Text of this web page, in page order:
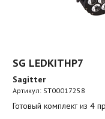
SG LEDKITHP7
Sagitter
Артикул: ST00017258
Готовый комплект из 4